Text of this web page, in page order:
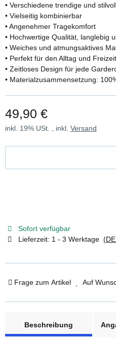
• Verschiedene trendige und
• Vielseitig kombinierbar
• Angenehmer Tragekomfort
• Hochwertige Qualität, langlebig
• Weiches und atmungsaktives
• Perfekt für den Alltag und
• Zeitloses Design für jede
• Materialzusammensetzung:
49,90 €
inkl. 19% USt. , inkl. Versand
Sofort verfügbar
Lieferzeit: 1 - 3 Werktage
Frage zum Artikel Auf
Beschreibung